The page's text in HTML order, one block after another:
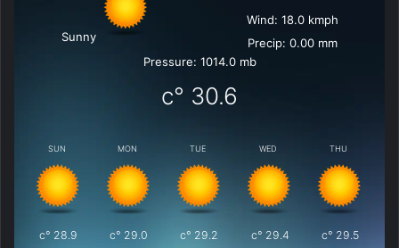
Sunny
Wind: 18.0 kmph
Precip: 0.00 mm
Pressure: 1014.0 mb
30.6
°c
SUN
28.9
°c
MON
29.0
°c
TUE
29.2
°c
WED
29.4
°c
THU
29.5
°c